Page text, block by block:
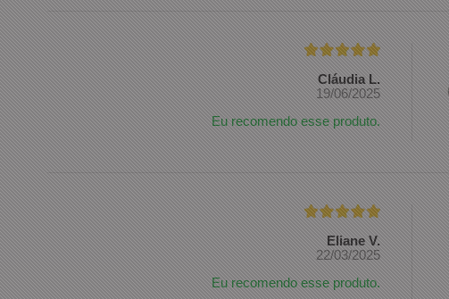
Cláudia L.
19/06/2025
Eu recomendo esse produto.
Eliane V.
22/03/2025
Eu recomendo esse produto.